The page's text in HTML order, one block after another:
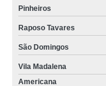
Pinheiros
Raposo Tavares
São Domingos
Vila Madalena
Americana